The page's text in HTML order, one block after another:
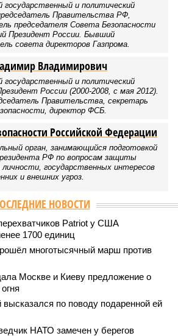
государственный и политический
Правительства РФ,
председателя Совета Безопасности
Президент России. Бывший
совета директоров Газпрома.
Владимирович
государственный и политический
России (2000-2008, с мая 2012).
Правительства, секретарь
директор ФСБ.
Российской Федерации
орган, занимающийся подготовкой
РФ по вопросам защиты
личности, государственных интересов
и внешних угроз.
НОВОСТИ
Patriot у США
1700 единиц
многотысячный марш против
Москве и Киеву предложение о
высказался по поводу подаренной ей
НАТО замечен у берегов